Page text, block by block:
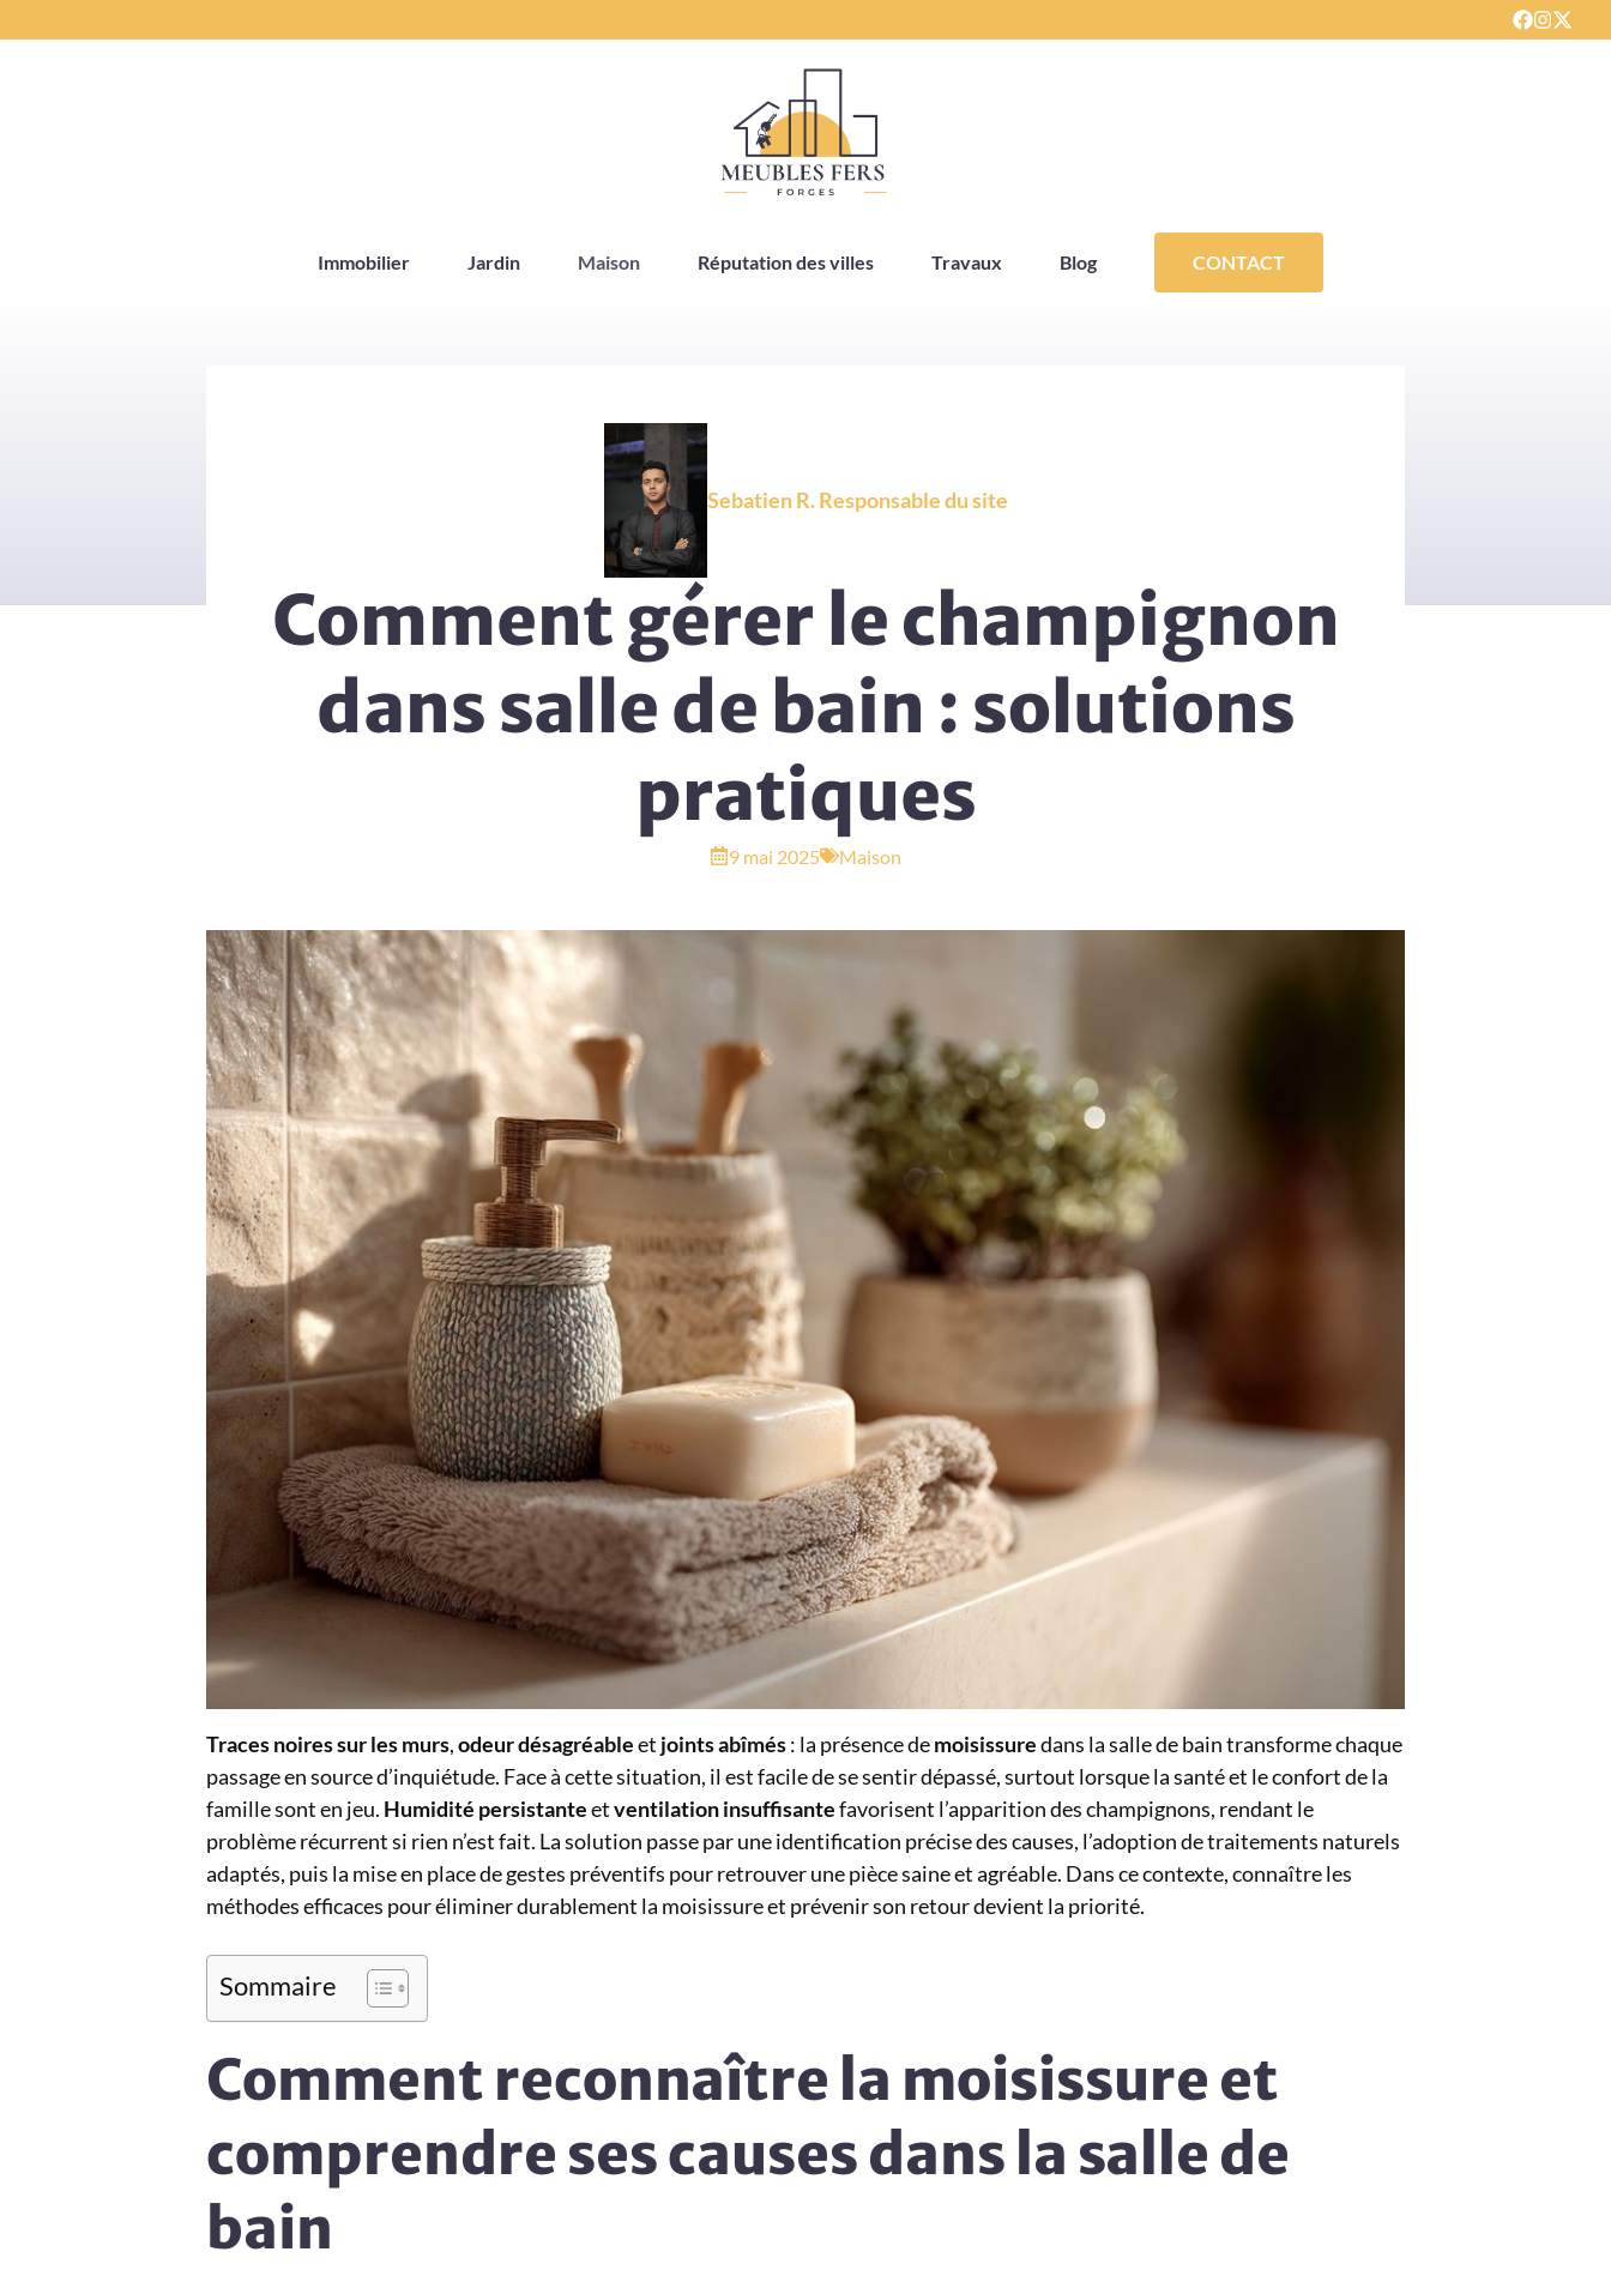
au
Immobilier Jardin Maison Réputation des villes Travaux Blog CONTACT
Sebatien R. Responsable du site
Comment gérer le champignon
dans salle de bain : solutions
pratiques
9 mai 2025 Maison
Traces noires sur les murs,odeur désagréableet joints abîmés: la présence demoisissuredans la salle de bain transforme chaque
passage en source d’inquiétude. Face à cette situation, il est facile de se sentir dépassé, surtout lorsque la santé et le confort de la
famille sont en jeu. Humidité persistanteetventilation insuffisantefavorisent l’apparition des champignons, rendant le
problème récurrent si rien n’est fait. La solution passe par une identification précise des causes, l’adoption de traitements naturels
adaptés, puis la mise en place de gestes préventifs pour retrouver une pièce saine et agréable. Dans ce contexte, connaître les
méthodes efficaces pour éliminer durablement la moisissure et prévenir son retour devient la priorité.
Sommaire
Comment reconnaître la moisissure et
comprendre ses causes dans la salle de
bain